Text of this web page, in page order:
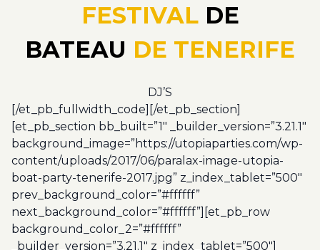
FESTIVAL DE
BATEAU DE TENERIFE
DJ’S
[/et_pb_fullwidth_code][/et_pb_section]
[et_pb_section bb_built=”1″ _builder_version=”3.21.1″
background_image=”https://utopiaparties.com/wp-
content/uploads/2017/06/paralax-image-utopia-
boat-party-tenerife-2017.jpg” z_index_tablet=”500″
prev_background_color=”#ffffff”
next_background_color=”#ffffff”][et_pb_row
background_color_2=”#ffffff”
_builder_version=”3.21.1″ z_index_tablet=”500″]